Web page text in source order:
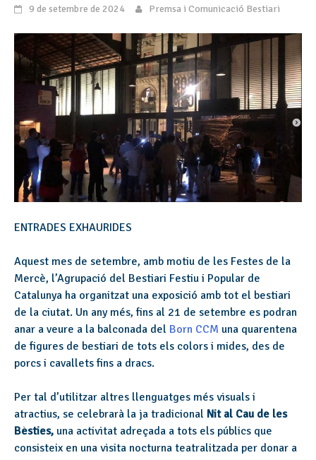
9 de setembre de 2024 Premsa i Comunicació Bestiari
ENTRADES EXHAURIDES
Aquest mes de setembre, amb motiu de les Festes de la
Mercè, l’Agrupació del Bestiari Festiu i Popular de
Catalunya ha organitzat una exposició amb tot el bestiari
de la ciutat. Un any més, fins al 21 de setembre es podran
anar a veure a la balconada del Born CCM una quarentena
de figures de bestiari de tots els colors i mides, des de
porcs i cavallets fins a dracs.
Per tal d’utilitzar altres llenguatges més visuals i
atractius, se celebrarà la ja tradicional Nit al Cau de les
Bèsties, una activitat adreçada a tots els públics que
consisteix en una visita nocturna teatralitzada per donar a